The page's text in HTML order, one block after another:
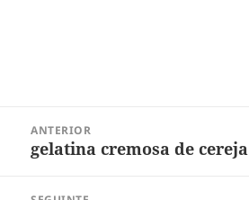
ANTERIOR
Post
gelatina cremosa de cereja